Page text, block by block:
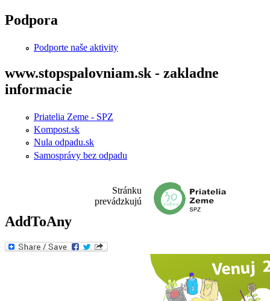
Skočiť na hlavný obsah
Podpora
Podporte naše aktivity
www.stopspalovniam.sk - zakladne
informacie
Priatelia Zeme - SPZ
Kompost.sk
Nula odpadu.sk
Samosprávy bez odpadu
Stránku
prevádzkujú
AddToAny